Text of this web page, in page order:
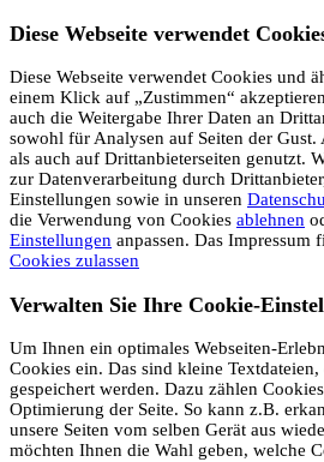
Diese Webseite verwendet
Diese Webseite verwendet Cookies und
einem Klick auf „Zustimmen“
auch die Weitergabe Ihrer Daten an
sowohl für Analysen auf Seiten der
als auch auf Drittanbieterseiten genutzt.
zur Datenverarbeitung durch
Einstellungen sowie in unseren
die Verwendung von Cookies ablehnen
Einstellungen anpassen. Das Impressum
Cookies zulassen
Verwalten Sie Ihre Cookie-
Um Ihnen ein optimales Webseiten-
Cookies ein. Das sind kleine
gespeichert werden. Dazu zählen
Optimierung der Seite. So kann z.B.
unsere Seiten vom selben Gerät aus
möchten Ihnen die Wahl geben, welche